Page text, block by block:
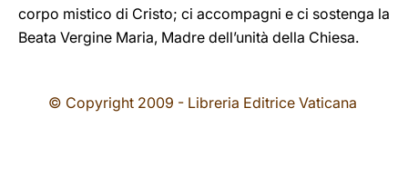
corpo mistico di Cristo; ci accompagni e ci sostenga la
Beata Vergine Maria, Madre dell’unità della Chiesa.
© Copyright 2009 - Libreria Editrice Vaticana